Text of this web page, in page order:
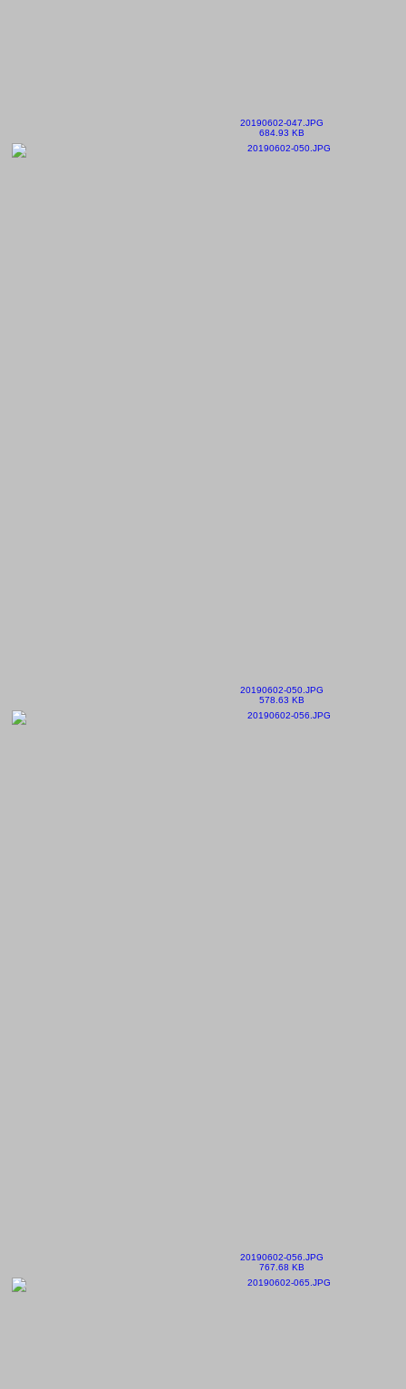
20190602-047.JPG
684.93 KB
20190602-050.JPG
578.63 KB
20190602-056.JPG
767.68 KB